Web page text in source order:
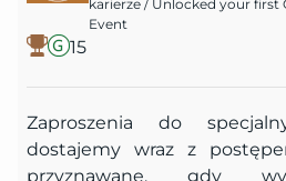
15
karierze / Unlocked your first
Event
Zaproszenia do
dostajemy wraz z
przyznawane, gdy